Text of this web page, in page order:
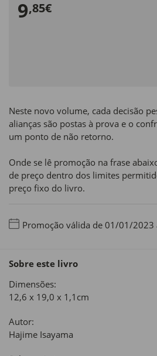
9,85€
Neste novo volume, cada decisão
alianças são postas à prova e o
um ponto de não retorno.
Onde se lê promoção na frase
de preço dentro dos limites
preço fixo do livro.
Promoção válida de 01/01/
Sobre este livro
Dimensões:
12,6 x 19,0 x 1,1cm
Autor:
Hajime Isayama